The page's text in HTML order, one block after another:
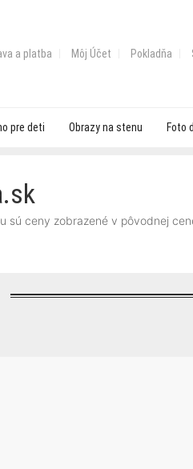
a platba Môj Účet Pokladňa
pre deti Obrazy na stenu Foto
sú ceny zobrazené v pôvodnej